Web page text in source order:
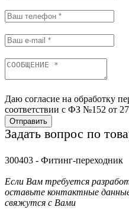
Даю согласие на обработку
соответствии с ФЗ №152 от
Отправить
Задать вопрос по
300403 - Фитинг-переходник
Если Вам требуется
оставьте контактные
свяжутся с Вами